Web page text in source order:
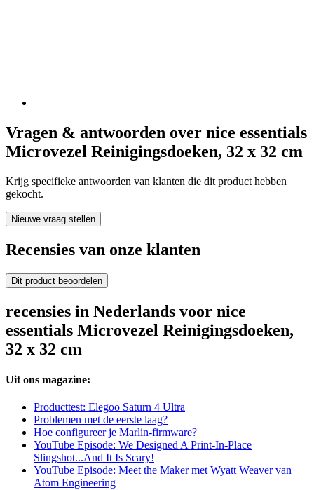
Vragen & antwoorden over nice essentials
Microvezel Reinigingsdoeken, 32 x 32 cm
Krijg specifieke antwoorden van klanten die dit product hebben
gekocht.
Nieuwe vraag stellen
Recensies van onze klanten
Dit product beoordelen
recensies in Nederlands voor nice
essentials Microvezel Reinigingsdoeken,
32 x 32 cm
Uit ons magazine:
Producttest: Elegoo Saturn 4 Ultra
Problemen met de eerste laag?
Hoe configureer je Marlin-firmware?
YouTube Episode: We Designed A Print-In-Place
Slingshot...And It Is Scary!
YouTube Episode: Meet the Maker met Wyatt Weaver van
Atom Engineering